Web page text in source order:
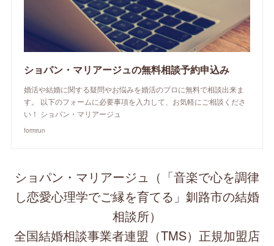
ショパン・マリアージュの無料相談予約申込み
婚活や結婚に関する疑問やお悩みを婚活のプロに無料で相談出来ま
す。 以下のフォームに必要事項を入力して、お気軽にご相談くださ
い！ ショパン・マリアージュ
formrun
ショパン・マリアージュ（「音楽で心を調律
し恋愛心理学でご縁を育てる」釧路市の結婚
相談所）
全国結婚相談事業者連盟（TMS）正規加盟店